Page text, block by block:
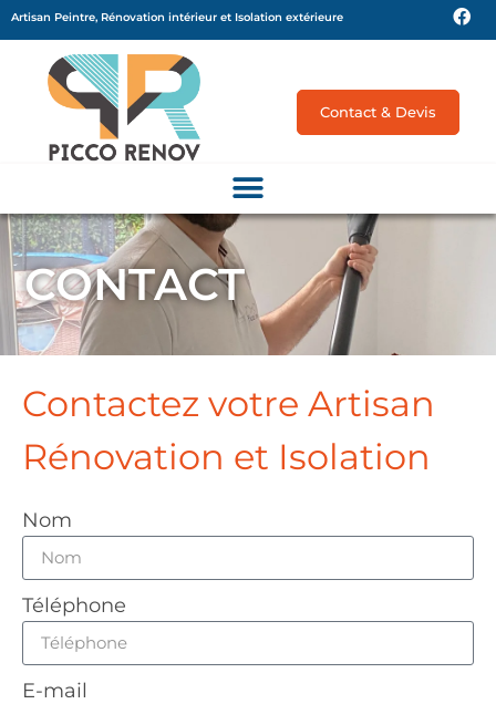
Artisan Peintre, Rénovation intérieur et Isolation extérieure
Contact & Devis
CONTACT
Contactez votre Artisan
Rénovation et Isolation
Nom
Téléphone
E-mail